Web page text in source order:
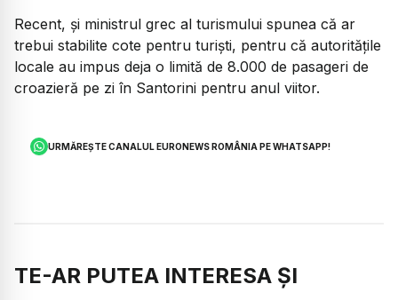
Recent, și ministrul grec al turismului spunea că ar
trebui stabilite cote pentru turiști, pentru că autoritățile
locale au impus deja o limită de 8.000 de pasageri de
croazieră pe zi în Santorini pentru anul viitor.
URMĂREȘTE CANALUL EURONEWS ROMÂNIA PE WHATSAPP!
TE-AR PUTEA INTERESA ȘI